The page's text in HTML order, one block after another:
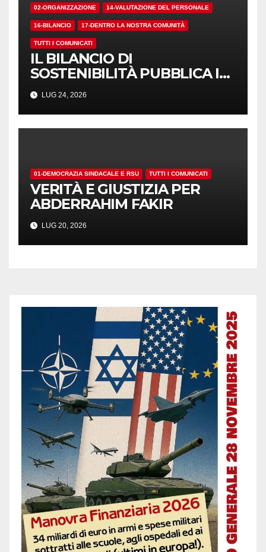
02-ORGANIZZAZIONE 14-VALUTAZIONE DEL PERSONALE
16-BILANCIO 17-DENTRO LA NOSTRA COMUNITÀ
TUTTI I COMUNICATI
IL BILANCIO DI
SOSTENIBILITÀ PUBBLICA I
NUMERI. MA I CRITERI?
LUG 24, 2026
01-DEMOCRAZIA SINDACALE E RSU TUTTI I COMUNICATI
VERITÀ E GIUSTIZIA PER
ABDERRAHIM FAKIR
LUG 20, 2026